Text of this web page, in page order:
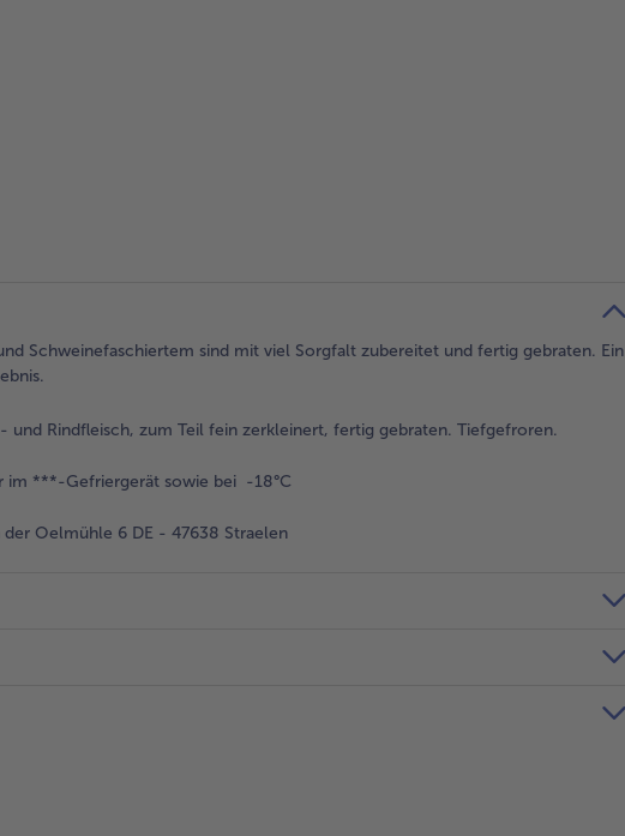
Schweinefaschiertem sind mit viel Sorgfalt zubereitet und fertig gebraten. Ein
und Rindfleisch, zum Teil fein zerkleinert, fertig gebraten. Tiefgefroren.
im ***-Gefriergerät sowie bei -18°C
Oelmühle 6 DE - 47638 Straelen